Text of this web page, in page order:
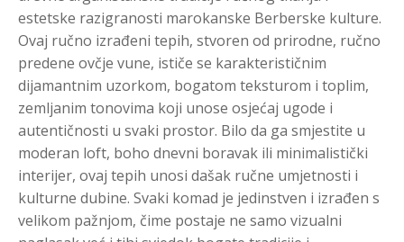
estetske razigranosti marokanske Berberske kulture.
Ovaj ručno izrađeni tepih, stvoren od prirodne, ručno
predene ovčje vune, ističe se karakterističnim
dijamantnim uzorkom, bogatom teksturom i toplim,
zemljanim tonovima koji unose osjećaj ugode i
autentičnosti u svaki prostor. Bilo da ga smjestite u
moderan loft, boho dnevni boravak ili minimalistički
interijer, ovaj tepih unosi dašak ručne umjetnosti i
kulturne dubine. Svaki komad je jedinstven i izrađen s
velikom pažnjom, čime postaje ne samo vizualni